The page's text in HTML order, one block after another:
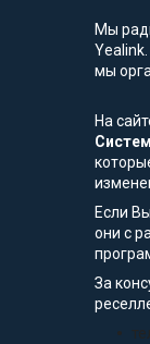
Мы
мы
На
Если
они с
За